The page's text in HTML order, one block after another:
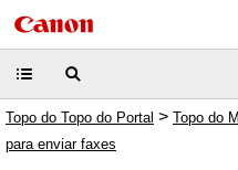
Topo do Topo do Portal > Topo do
para enviar faxes